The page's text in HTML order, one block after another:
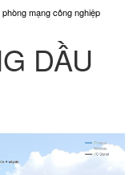
mạng công nghiệp
DẦU